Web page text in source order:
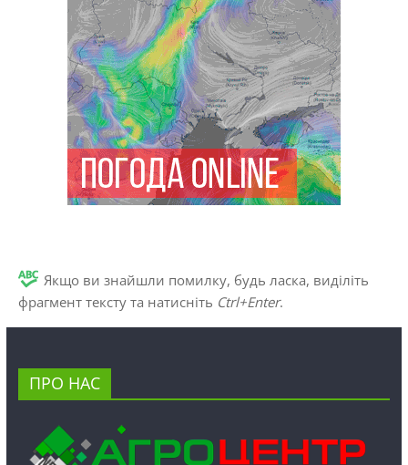
Якщо ви знайшли помилку, будь ласка, виділіть
фрагмент тексту та натисніть Ctrl+Enter.
ПРО НАС